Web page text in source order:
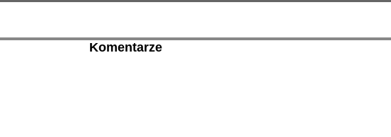
Komentarze